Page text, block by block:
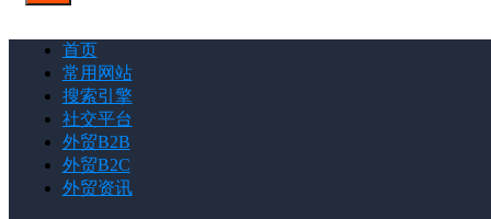
首页
常用网站
搜索引擎
社交平台
外贸B2B
外贸B2C
外贸资讯